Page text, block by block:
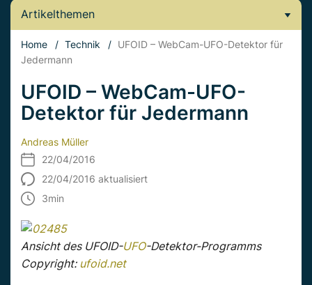
Artikelthemen
Home / Technik / UFOID – WebCam-UFO-Detektor für
Jedermann
UFOID – WebCam-UFO-
Detektor für Jedermann
Andreas Müller
22/04/2016
22/04/2016 aktualisiert
3min
Ansicht des UFOID-UFO-Detektor-Programms
Copyright: ufoid.net